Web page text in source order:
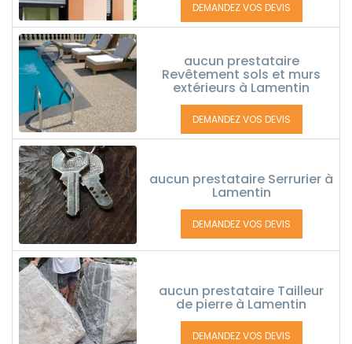
DEMANDEZ VOS DEVIS
aucun prestataire
Revêtement sols et murs
extérieurs à Lamentin
DEMANDEZ VOS DEVIS
aucun prestataire Serrurier à
Lamentin
DEMANDEZ VOS DEVIS
aucun prestataire Tailleur
de pierre à Lamentin
DEMANDEZ VOS DEVIS